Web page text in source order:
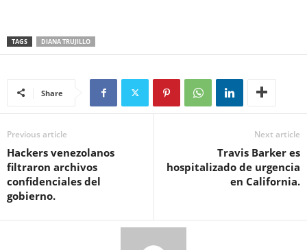
TAGS DIANA TRUJILLO
Share
Previous article
Hackers venezolanos
filtraron archivos
confidenciales del
gobierno.
Next article
Travis Barker es
hospitalizado de urgencia
en California.